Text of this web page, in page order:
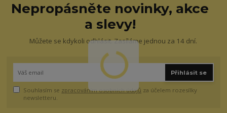
Nepropásněte novinky, akce
a slevy!
Můžete se kdykoli odhlásit. Zasíláme jednou za 14 dní.
Přihlásit se
Souhlasím se zpracováním osobních údajů za účelem rozesílky
newsletteru.